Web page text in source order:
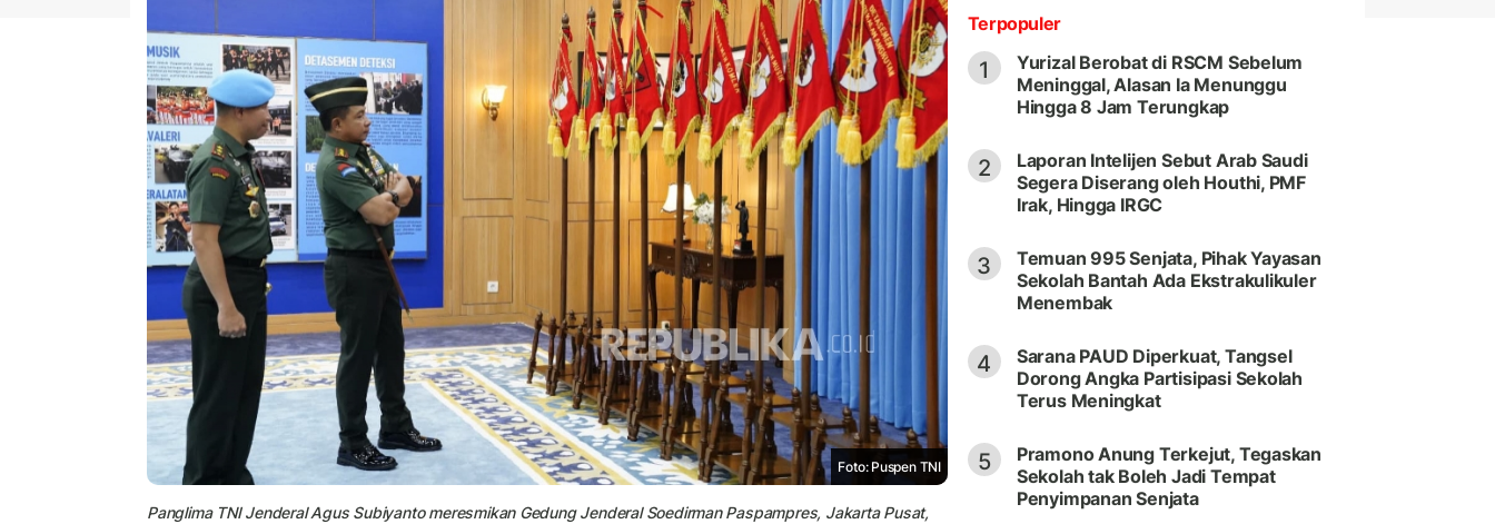
Foto: Puspen TNI
Panglima TNI Jenderal Agus Subiyanto meresmikan Gedung Jenderal Soedirman Paspampres, Jakarta Pusat,
Terpopuler
1
Yurizal Berobat di RSCM Sebelum
Meninggal, Alasan Ia Menunggu
Hingga 8 Jam Terungkap
2
Laporan Intelijen Sebut Arab Saudi
Segera Diserang oleh Houthi, PMF
Irak, Hingga IRGC
3
Temuan 995 Senjata, Pihak Yayasan
Sekolah Bantah Ada Ekstrakulikuler
Menembak
4
Sarana PAUD Diperkuat, Tangsel
Dorong Angka Partisipasi Sekolah
Terus Meningkat
5
Pramono Anung Terkejut, Tegaskan
Sekolah tak Boleh Jadi Tempat
Penyimpanan Senjata